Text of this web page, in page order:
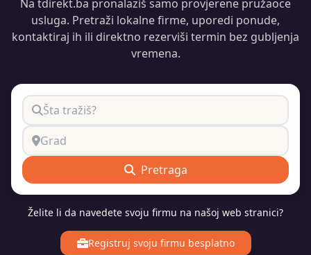
Na tdirekt.ba pronalaziš samo provjerene pružaoce
usluga. Pretraži lokalne firme, uporedi ponude,
kontaktiraj ih ili direktno rezerviši termin bez gubljenja
vremena.
Search services or categories
City
Pretraga
Želite li da navedete svoju firmu na našoj web stranici?
Registruj svoju firmu besplatno